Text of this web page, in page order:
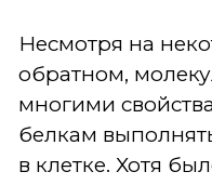
Несмотря на
обратном,
многими
белкам
в клетке. Хотя